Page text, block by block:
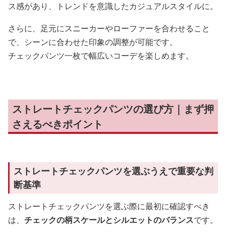
ス感があり、トレンドを意識したカジュアルスタイルに。
さらに、足元にスニーカーやローファーを合わせること
で、シーンに合わせた印象の調整が可能です。
チェックパンツ一枚で幅広いコーデを楽しめます。
ストレートチェックパンツの選び方｜まず押
さえるべきポイント
ストレートチェックパンツを選ぶうえで重要な判
断基準
ストレートチェックパンツを選ぶ際に最初に確認すべき
は、 チェックの柄スケールとシルエットのバランスです。